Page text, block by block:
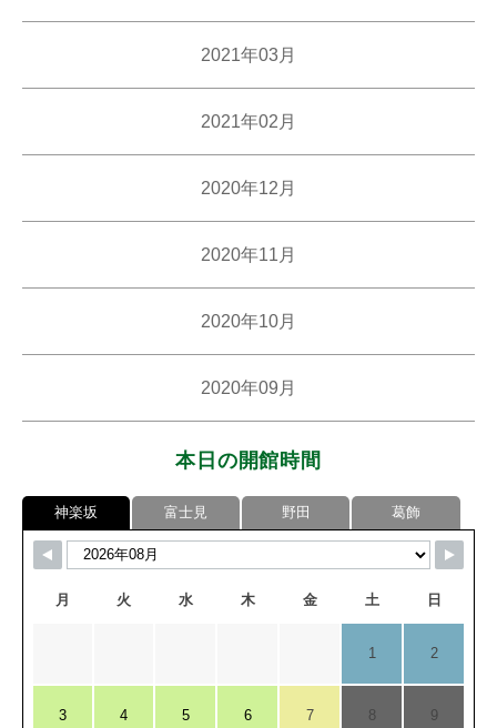
2021年03月
2021年02月
2020年12月
2020年11月
2020年10月
2020年09月
本日の開館時間
神楽坂 富士見 野田 葛飾
月 火 水 木 金 土 日
1 2
3 4 5 6 7 8 9